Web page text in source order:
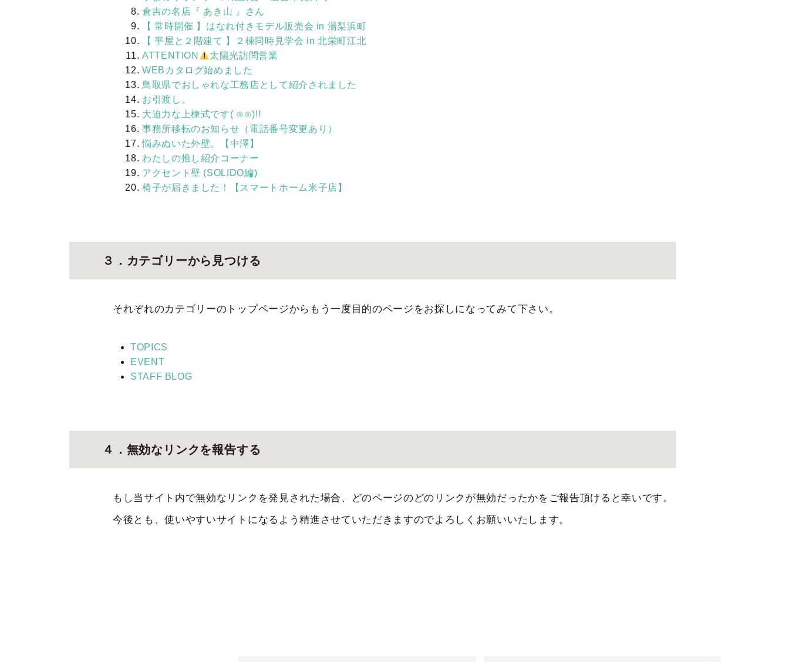
倉吉の名店『 あき山 』さん
【 常時開催 】はなれ付きモデル販売会 in 湯梨浜町
【 平屋と２階建て 】２棟同時見学会 in 北栄町江北
ATTENTION
太陽光訪問営業
WEBカタログ始めました
鳥取県でおしゃれな工務店として紹介されました
お引渡し。
大迫力な上棟式です‎( ⊙⊙)!!
事務所移転のお知らせ（電話番号変更あり）
悩みぬいた外壁。【中澤】
わたしの推し紹介コーナー
アクセント壁 (SOLIDO編)
椅子が届きました！【スマートホーム米子店】
３．カテゴリーから見つける
それぞれのカテゴリーのトップページからもう一度目的のページをお探しになってみて下さい。
TOPICS
EVENT
STAFF BLOG
４．無効なリンクを報告する
もし当サイト内で無効なリンクを発見された場合、どのページのどのリンクが無効だったかをご報告頂けると幸いです。
今後とも、使いやすいサイトになるよう精進させていただきますのでよろしくお願いいたします。